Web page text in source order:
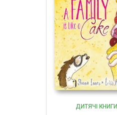
ДИТЯЧІ КНИГИ